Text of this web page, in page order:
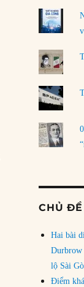
CHỦ
Hai bài
Durbrow
lộ Sài
Điểm